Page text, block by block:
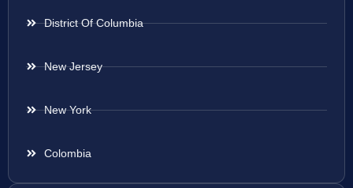
District Of Columbia
New Jersey
New York
Colombia